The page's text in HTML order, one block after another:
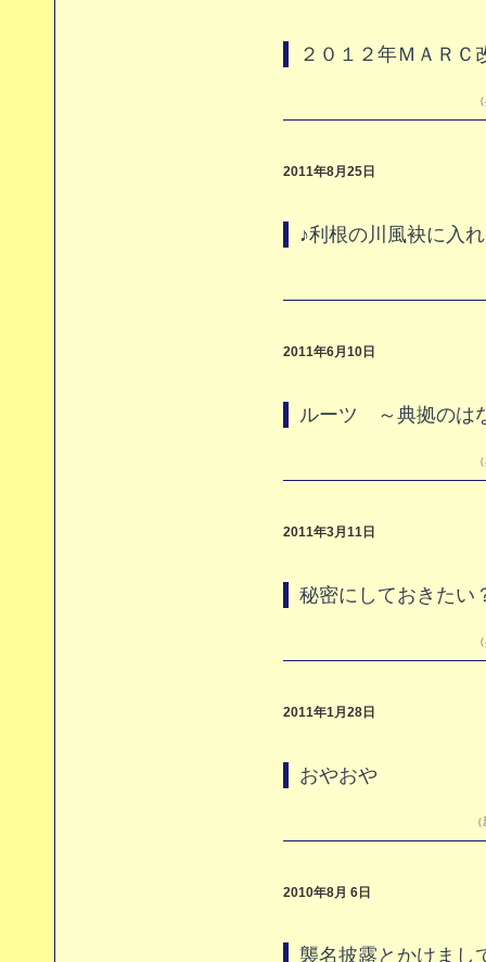
２０１２年ＭＡＲＣ
2011年8月25日
♪利根の川風袂に入
2011年6月10日
ルーツ ～典拠のは
2011年3月11日
秘密にしておきたい
2011年1月28日
おやおや
2010年8月 6日
襲名披露とかけま